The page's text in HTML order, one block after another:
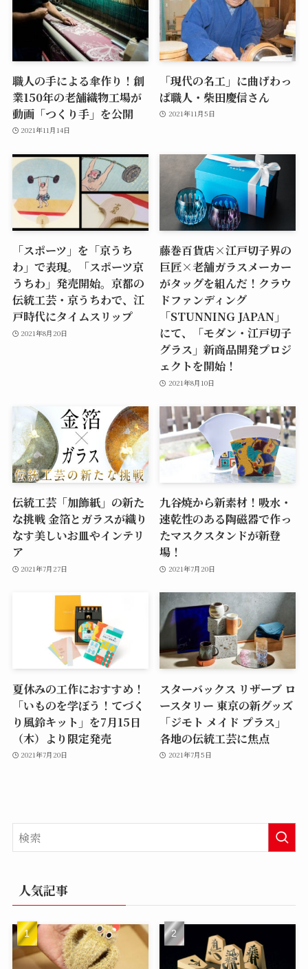
職人の手による傘作り！創
業150年の老舗織物工場が
動画「つくり手」を公開
2021年11月14日
「現代の名工」に曲げわっ
ぱ職人・柴田慶信さん
2021年11月5日
「スポーツ」を「京うち
わ」で表現。「スポーツ京
うちわ」発売開始。京都の
伝統工芸・京うちわで、江
戸時代にタイムスリップ
2021年8月20日
藤巻百貨店×江戸切子界の
巨匠×老舗ガラスメーカー
がタッグを組んだ！クラウ
ドファンディング
「STUNNING JAPAN」
にて、「モダン・江戸切子
グラス」新商品開発プロジ
ェクトを開始！
2021年8月10日
伝統工芸「加飾紙」の新た
な挑戦 金箔とガラスが織り
なす美しいお皿やインテリ
ア
2021年7月27日
九谷焼から新素材！吸水・
速乾性のある陶磁器で作っ
たマスクスタンドが新登
場！
2021年7月20日
夏休みの工作におすすめ！
「いものを学ぼう！てづく
り風鈴キット」を7月15日
（木）より限定発売
2021年7月20日
スターバックス リザーブ ロ
ースタリー 東京の新グッズ
「ジモト メイド プラス」
各地の伝統工芸に焦点
2021年7月5日
人気記事